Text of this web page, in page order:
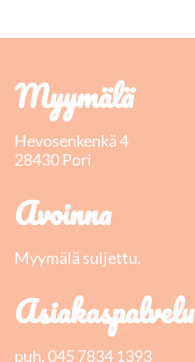
Myymälä
Hevosenkenkä 4
28430 Pori
Avoinna
Myymälä suljettu.
Asiakaspalvelu
puh.045 7834 1393